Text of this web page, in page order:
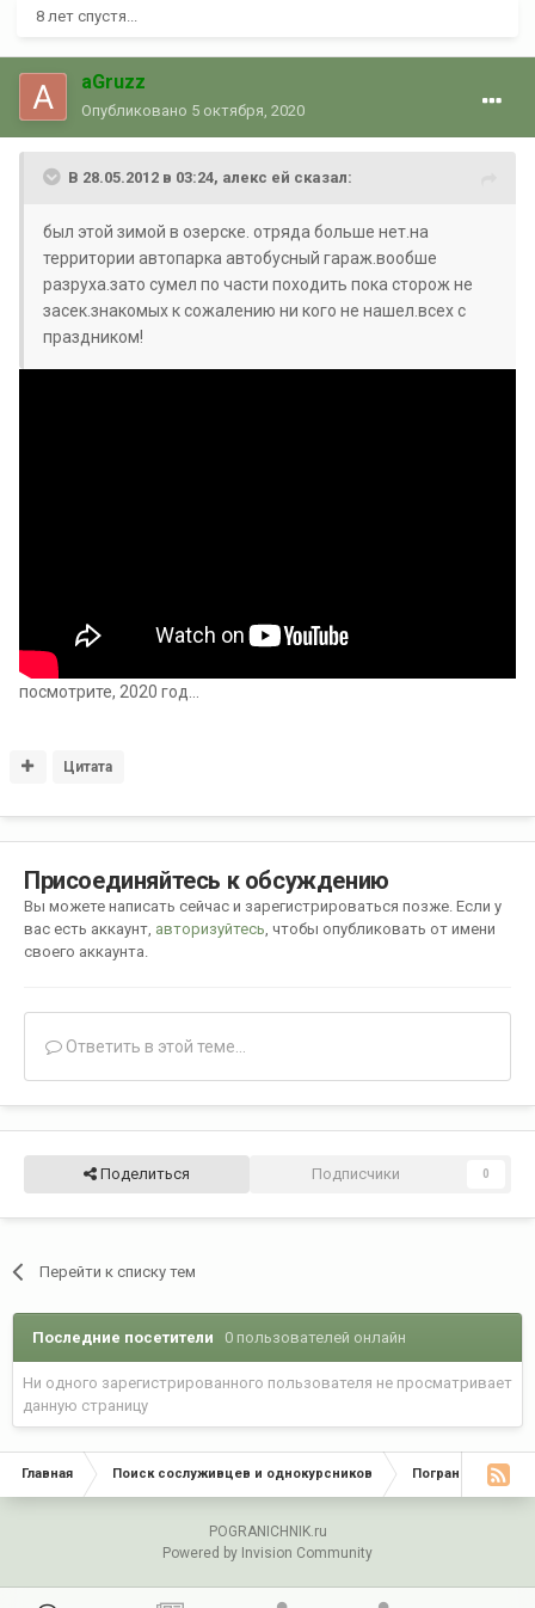
8 лет спустя...
aGruzz
Опубликовано 5 октября, 2020
В 28.05.2012 в 03:24, алекс ей сказал:
был этой зимой в озерске. отряда больше нет.на
территории автопарка автобусный гараж.вообше
разруха.зато сумел по части походить пока сторож не
засек.знакомых к сожалению ни кого не нашел.всех с
праздником!
посмотрите, 2020 год...
Цитата
Присоединяйтесь к обсуждению
Вы можете написать сейчас и зарегистрироваться позже. Если у
вас есть аккаунт, авторизуйтесь , чтобы опубликовать от имени
своего аккаунта.
Ответить в этой теме...
Поделиться Подписчики 0
Перейти к списку тем
Последние посетители 0 пользователей онлайн
Ни одного зарегистрированного пользователя не просматривает
данную страницу
Главная Поиск сослуживцев и однокурсников Пограничные
POGRANICHNIK.ru
Powered by Invision Community